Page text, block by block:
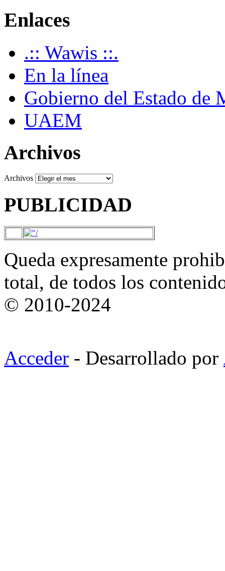
Enlaces
.:: Wawis ::.
En la línea
Gobierno del Estado de
UAEM
Archivos
Archivos
PUBLICIDAD
Queda expresamente
total, de todos los
© 2010-2024
Acceder - Desarrollado por